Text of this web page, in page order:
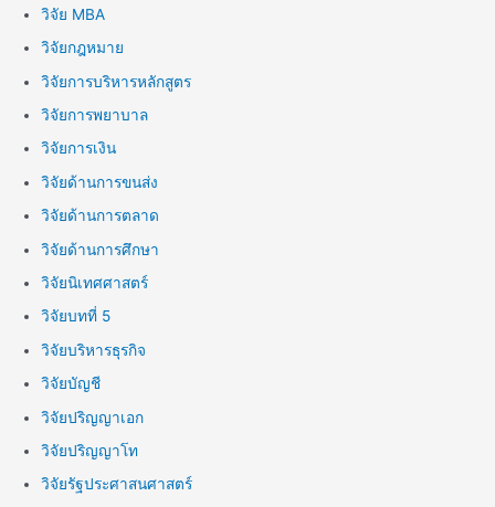
วิจัย MBA
วิจัยกฎหมาย
วิจัยการบริหารหลักสูตร
วิจัยการพยาบาล
วิจัยการเงิน
วิจัยด้านการขนส่ง
วิจัยด้านการตลาด
วิจัยด้านการศึกษา
วิจัยนิเทศศาสตร์
วิจัยบทที่ 5
วิจัยบริหารธุรกิจ
วิจัยบัญชี
วิจัยปริญญาเอก
วิจัยปริญญาโท
วิจัยรัฐประศาสนศาสตร์